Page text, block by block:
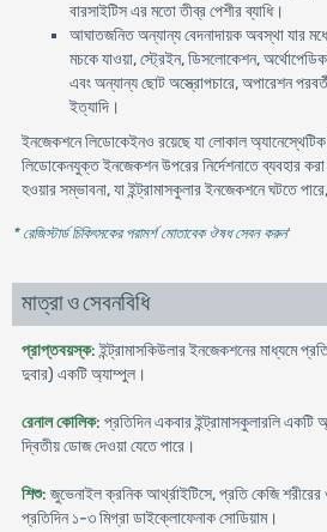
বারসাইটিস এর মতো তীব্র পেশীর ব্যাধি।
আঘাতজনিত অন্যান্য বেদনাদায়ক অবস্থা যার
মচকে যাওয়া, স্ট্রেইন, ডিসলোকেশন, অর্থোপেডিক
এবং অন্যান্য ছোট অস্ত্রোপচারে, অপারেশন
ইত্যাদি।
ইনজেকশনে লিডোকেইনও রয়েছে যা লোকাল
লিডোকেনযুক্ত ইনজেকশন উপরের নির্দেশনাতে ব্যবহার
হওয়ার সম্ভাবনা, যা ইন্ট্রামাসকুলার ইনজেকশনে ঘটতে
* রেজিস্টার্ড চিকিৎসকের পরামর্শ মোতাবেক ঔষধ সেবন করুন'
মাত্রা ও সেবনবিধি
প্রাপ্তবয়স্ক: ইন্ট্রামাসকিউলার ইনজেকশনের মাধ্যমে
দুবার) একটি অ্যাম্পুল।
রেনাল কোলিক: প্রতিদিন একবার ইন্ট্রামাসকুলারলি
দ্বিতীয় ডোজ দেওয়া যেতে পারে।
শিশু: জুভেনাইল ক্রনিক আর্থ্রাইটিসে, প্রতি কেজি
প্রতিদিন ১-৩ মিগ্রা ডাইক্লোফেনাক সোডিয়াম।